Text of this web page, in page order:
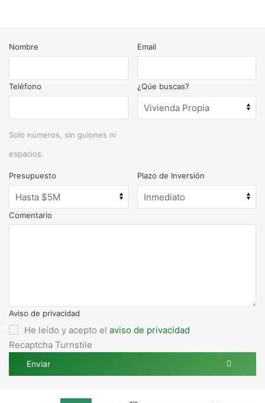
Nombre Email
Teléfono
Solo números, sin guiones ni
espacios.
¿Qúe buscas?
Presupuesto Plazo de Inversión
Comentario
Aviso de privacidad
He leído y acepto el aviso de privacidad
Recaptcha Turnstile
Enviar